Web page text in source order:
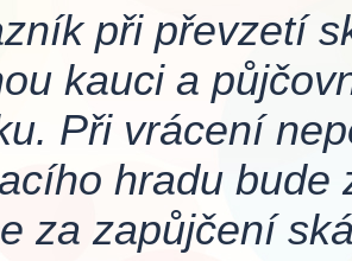
při převzetí
kauci a
Při vrácení
hradu bude
za zapůjčení